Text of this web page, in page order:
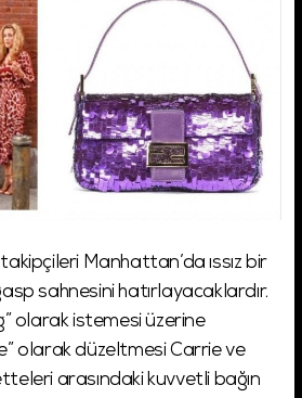
takipçileri Manhattan’da ıssız bir
sahnesini hatırlayacaklardır.
olarak istemesi üzerine
olarak düzeltmesi Carrie ve
arasındaki kuvvetli bağın